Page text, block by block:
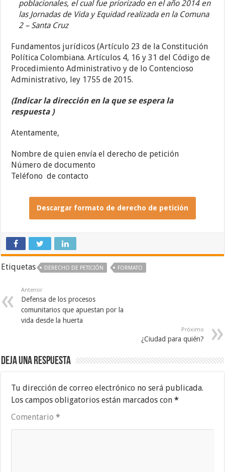
poblacionales, el cual fue priorizado en el año 2014 en
las Jornadas de Vida y Equidad realizada en la Comuna
2 – Santa Cruz
Fundamentos jurídicos (Artículo 23 de la Constitución
Política Colombiana. Artículos 4, 16 y 31 del Código de
Procedimiento Administrativo y de lo Contencioso
Administrativo, ley 1755 de 2015.
(Indicar la dirección en la que se espera la
respuesta )
Atentamente,
Nombre de quien envía el derecho de petición
Número de documento
Teléfono de contacto
Descargar formato de derecho de petición
Etiquetas DERECHO DE PETICIÓN FORMATO
Anterior
Defensa de los procesos
comunitarios que apuestan por la
vida desde la huerta
Próximo
¿Ciudad para quién?
Deja una respuesta
Tu dirección de correo electrónico no será publicada.
Los campos obligatorios están marcados con*
Comentario*